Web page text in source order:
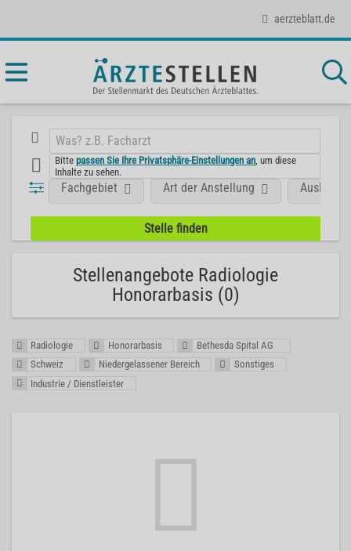
aerzteblatt.de
Bittepassen Sie Ihre Privatsphäre-Einstellungen an , um diese
Inhalte zu sehen.
Fachgebiet Art der Anstellung Ausland
Stellenangebote Radiologie
Honorarbasis (0)
Radiologie Honorarbasis
Bethesda Spital AG
Schweiz
Niedergelassener Bereich
Sonstiges
Industrie / Dienstleister